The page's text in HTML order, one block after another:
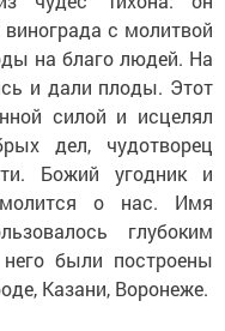
с молитвой
на благо людей. На
и дали плоды. Этот
силой и исцелял
дел, чудотворец
Божий угодник и
о нас. Имя
глубоким
были построены
Казани, Воронеже.